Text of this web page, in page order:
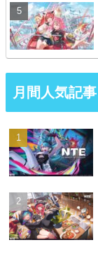
月間人気記事